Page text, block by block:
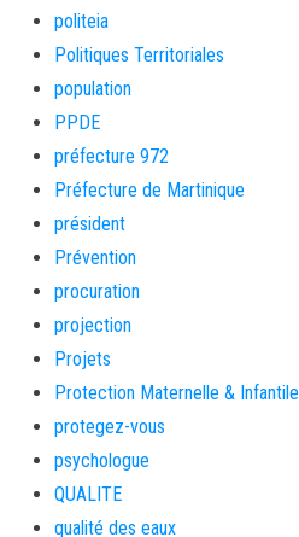
politeia
Politiques Territoriales
population
PPDE
préfecture 972
Préfecture de Martinique
président
Prévention
procuration
projection
Projets
Protection Maternelle & Infantile
protegez-vous
psychologue
QUALITE
qualité des eaux